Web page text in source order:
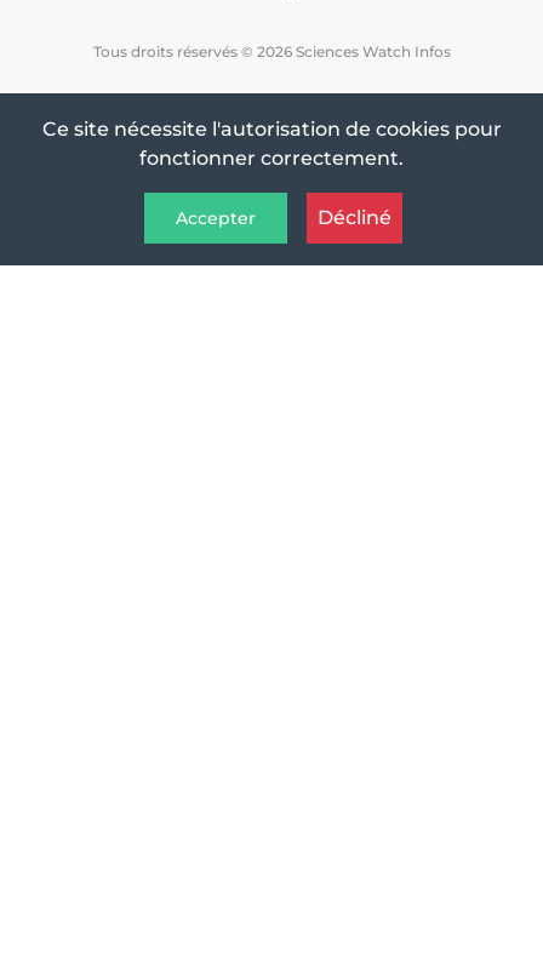
Tous droits réservés © 2026 Sciences Watch Infos
Ce site nécessite l'autorisation de cookies pour
fonctionner correctement.
Accepter Décliné